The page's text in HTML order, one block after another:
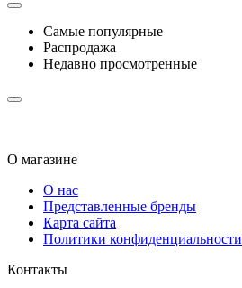
Самые популярные
Распродажа
Недавно просмотренные
О магазине
О нас
Представленные бренды
Карта сайта
Политики конфиденциальности
Контакты